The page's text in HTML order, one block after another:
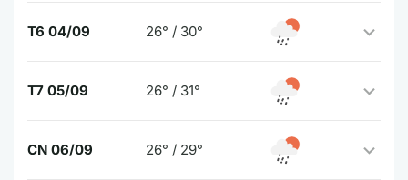
T6 04/09 26° / 30°
T7 05/09 26° / 31°
CN 06/09 26° / 29°